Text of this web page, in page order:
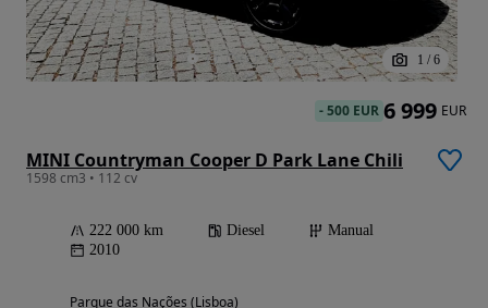
1 / 6
MINI Countryman Cooper D Park Lane Chili
1598 cm3 • 112 cv
222 000 km Diesel
Manual
2010
Parque das Nações (Lisboa)
-500 EUR 6 999 EUR